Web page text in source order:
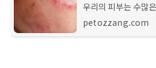
우리의 피부는 수많
가장 첫 번째 경계선
는 개인마다 다르기
petozzang.com